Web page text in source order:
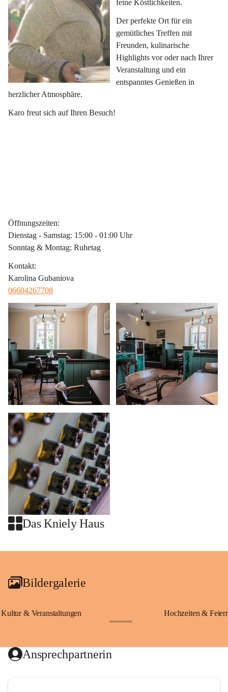
feine Köstlichkeiten.
Der perfekte Ort für ein
gemütliches Treffen mit
Freunden, kulinarische
Highlights vor oder nach Ihrer
Veranstaltung und ein
entspanntes Genießen in
herzlicher Atmosphäre.
Karo freut sich auf Ihren Besuch!
Öffnungszeiten:
Dienstag - Samstag: 15:00 - 01:00 Uhr
Sonntag & Montag: Ruhetag
Kontakt:
Karolina Gubaniova
06604267708
Das Kniely Haus
+2
Bildergalerie
Kultur & Veranstaltungen Hochzeiten &
Ansprechpartnerin